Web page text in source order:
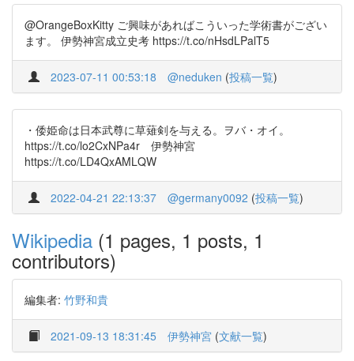
@OrangeBoxKitty ご興味があればこういった学術書がござい
ます。 伊勢神宮成立史考 https://t.co/nHsdLPalT5
2023-07-11 00:53:18 @neduken (投稿一覧)
・倭姫命は日本武尊に草薙剣を与える。ヲバ・オイ。
https://t.co/lo2CxNPa4r 伊勢神宮
https://t.co/LD4QxAMLQW
2022-04-21 22:13:37 @germany0092 (投稿一覧)
Wikipedia (1 pages, 1 posts, 1
contributors)
編集者: 竹野和貴
2021-09-13 18:31:45 伊勢神宮 (文献一覧)